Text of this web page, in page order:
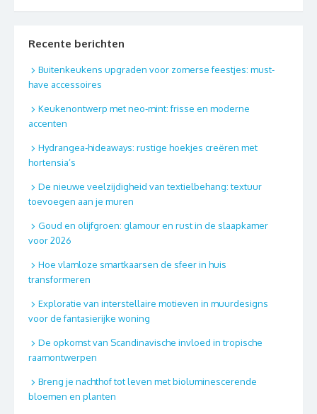
Recente berichten
Buitenkeukens upgraden voor zomerse feestjes: must-
have accessoires
Keukenontwerp met neo-mint: frisse en moderne
accenten
Hydrangea-hideaways: rustige hoekjes creëren met
hortensia’s
De nieuwe veelzijdigheid van textielbehang: textuur
toevoegen aan je muren
Goud en olijfgroen: glamour en rust in de slaapkamer
voor 2026
Hoe vlamloze smartkaarsen de sfeer in huis
transformeren
Exploratie van interstellaire motieven in muurdesigns
voor de fantasierijke woning
De opkomst van Scandinavische invloed in tropische
raamontwerpen
Breng je nachthof tot leven met bioluminescerende
bloemen en planten